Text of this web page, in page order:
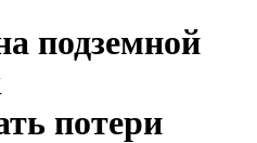
подземной
потери